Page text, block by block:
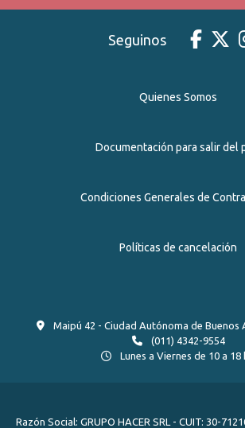
Seguinos
Quienes Somos
Documentación para salir del
Condiciones Generales de
Políticas de cancelación
Maipú 42 - Ciudad Autónoma de Buenos
(011) 4342-9554
Lunes a Viernes de 10 a 18
Razón Social: GRUPO HACER SRL - CUIT: 30-